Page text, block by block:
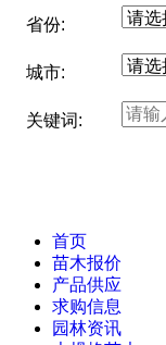
省份:
城市:
关键词:
首页
苗木报价
产品供应
求购信息
园林资讯